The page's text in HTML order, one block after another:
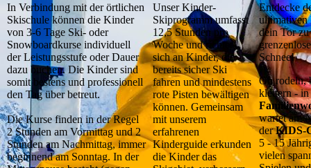
In Verbindung mit der örtlichen
Skischule können die Kinder
von 3-6 Tage Ski- oder
Snowboardkurse individuell
der Leistungsstufe oder Dauer
dazu buchen. Die Kinder sind
somit bestens und professionell
den Tag über betreut.
Die Kurse finden in der Regel
2 Stunden am Vormittag und 2
Stunden am Nachmittag, immer
beginnend am Sonntag. In der
Unser Kinder-
Skiprogramm umfasst
12,5 Stunden pro
Woche und richtet
sich an Kinder, die
bereits sicher Ski
fahren und mindestens
rote Pisten bewältigen
können. Gemeinsam
mit unserem
erfahrenen
Kinderguide erkunden
die Kinder das
Entdecke
dein Tor zu
Schnee!
Ob rodeln,
klettern - in
wartet am
derKIDS-
5 - 15
vielen